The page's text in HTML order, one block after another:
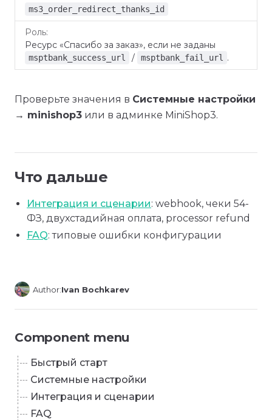
ms3_order_redirect_thanks_id
Ресурс «Спасибо за заказ», если не заданы
msptbank_success_url / msptbank_fail_url .
Проверьте значения в Системные настройки
→ minishop3 или в админке MiniShop3.
Что дальше
Интеграция и сценарии: webhook, чеки 54-
ФЗ, двухстадийная оплата, processor refund
FAQ: типовые ошибки конфигурации
Author:Ivan Bochkarev
Component menu
Быстрый старт
Системные настройки
Интеграция и сценарии
FAQ